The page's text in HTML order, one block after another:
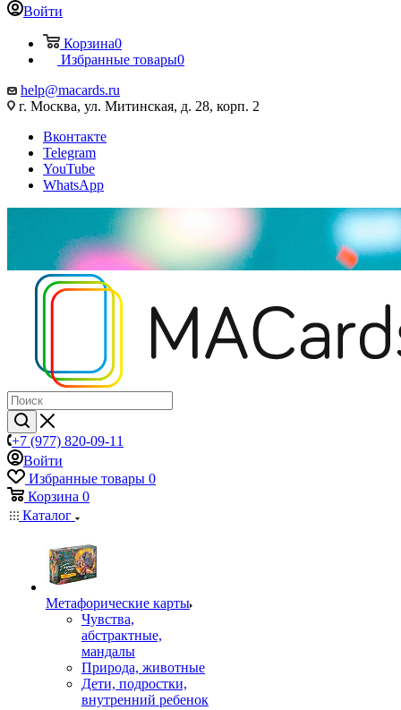
Войти
Корзина0
Избранные товары0
help@macards.ru
г. Москва, ул. Митинская, д. 28, корп. 2
Вконтакте
Telegram
YouTube
WhatsApp
+7 (977) 820-09-11
Войти
Избранные товары 0
Корзина 0
Каталог
Mетафорические карты
Чувства,
абстрактные,
мандалы
Природа, животные
Дети, подростки,
внутренний ребенок